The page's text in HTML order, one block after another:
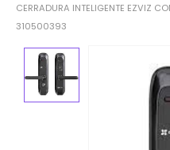
CERRADURA INTELIGENTE EZVIZ
310500393